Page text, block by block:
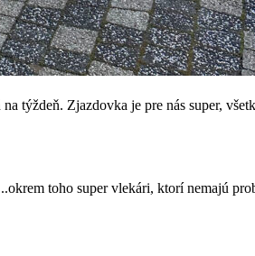
týždeň. Zjazdovka je pre nás super,
toho super vlekári, ktorí nemajú